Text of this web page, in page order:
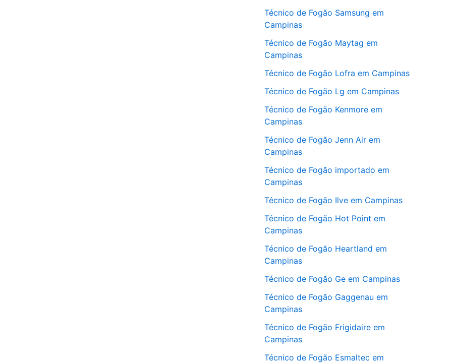
Técnico de Fogão Samsung em
Campinas
Técnico de Fogão Maytag em
Campinas
Técnico de Fogão Lofra em Campinas
Técnico de Fogão Lg em Campinas
Técnico de Fogão Kenmore em
Campinas
Técnico de Fogão Jenn Air em
Campinas
Técnico de Fogão importado em
Campinas
Técnico de Fogão Ilve em Campinas
Técnico de Fogão Hot Point em
Campinas
Técnico de Fogão Heartland em
Campinas
Técnico de Fogão Ge em Campinas
Técnico de Fogão Gaggenau em
Campinas
Técnico de Fogão Frigidaire em
Campinas
Técnico de Fogão Esmaltec em